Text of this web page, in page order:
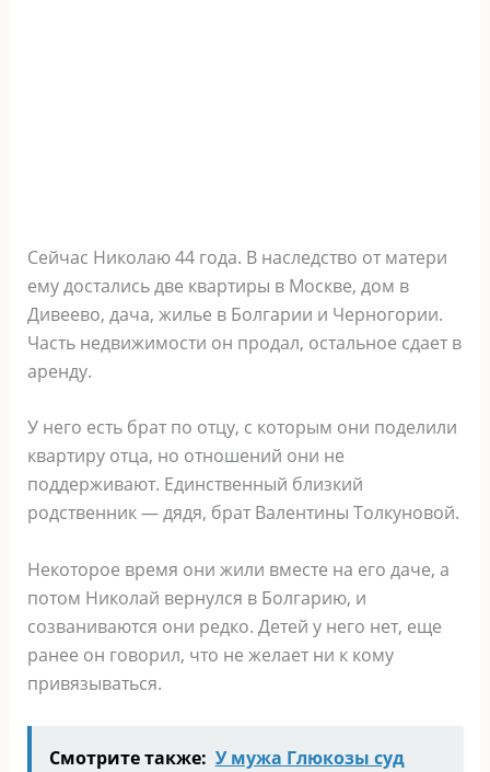
Сейчас Николаю 44 года. В наследство от матери
ему достались две квартиры в Москве, дом в
Дивеево, дача, жилье в Болгарии и Черногории.
Часть недвижимости он продал, остальное сдает в
аренду.
У него есть брат по отцу, с которым они поделили
квартиру отца, но отношений они не
поддерживают. Единственный близкий
родственник — дядя, брат Валентины Толкуновой.
Некоторое время они жили вместе на его даче, а
потом Николай вернулся в Болгарию, и
созваниваются они редко. Детей у него нет, еще
ранее он говорил, что не желает ни к кому
привязываться.
Смотрите также: У мужа Глюкозы суд